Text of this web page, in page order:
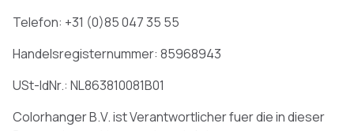
Telefon: +31 (0)85 047 35 55
Handelsregisternummer: 85968943
USt-IdNr.: NL863810081B01
Colorhanger B.V. ist Verantwortlicher fuer die in dieser